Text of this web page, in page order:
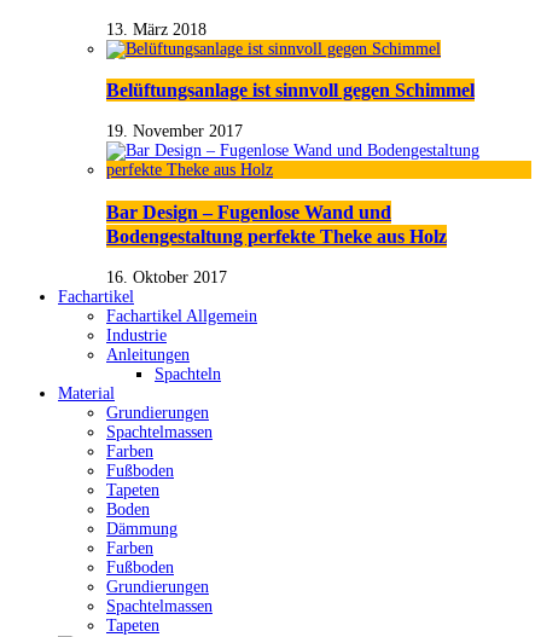
13. März 2018
Belüftungsanlage ist sinnvoll gegen Schimmel
19. November 2017
Bar Design – Fugenlose Wand und
Bodengestaltung perfekte Theke aus Holz
16. Oktober 2017
Fachartikel
Fachartikel Allgemein
Industrie
Anleitungen
Spachteln
Material
Grundierungen
Spachtelmassen
Farben
Fußboden
Tapeten
Boden
Dämmung
Farben
Fußboden
Grundierungen
Spachtelmassen
Tapeten